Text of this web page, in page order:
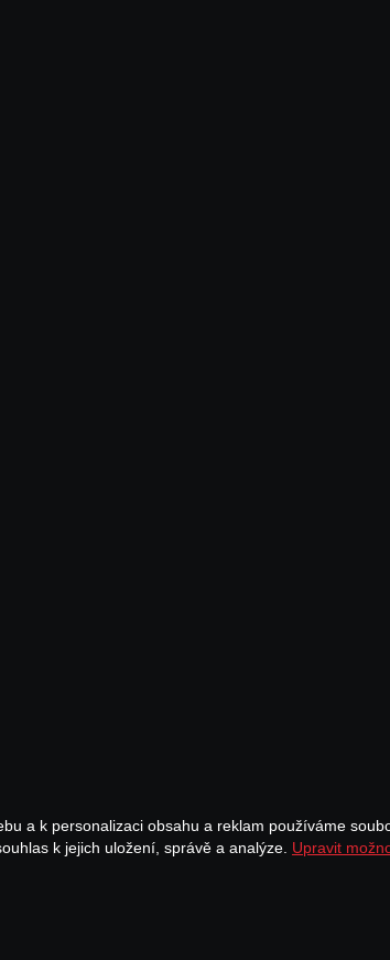
a k personalizaci obsahu a reklam používáme
k jejich uložení, správě a analýze. Upravit